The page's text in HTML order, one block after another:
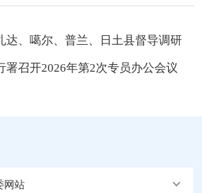
达、噶尔、普兰、日土县督导调研
署召开2026年第2次专员办公会议
网站